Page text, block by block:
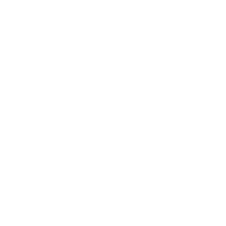
novedades del mercado de La Liga